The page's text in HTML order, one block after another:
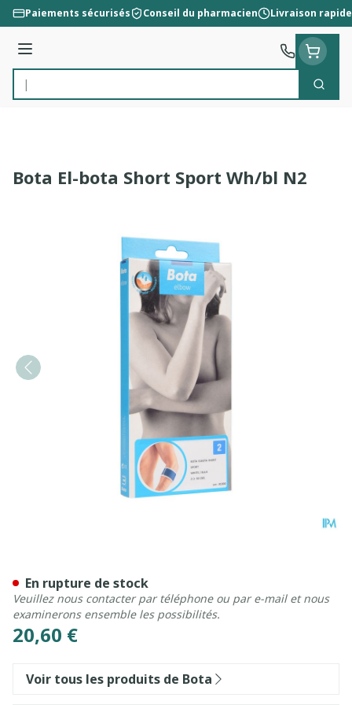
Aller au contenu
Paiements sécurisés Conseil du pharmacien Livraison rapide
Menu
Rechercher
Bota El-bota Short Sport Wh/bl N2
20,60 €
En rupture de stock
Veuillez nous contacter par téléphone ou par e-mail et nous
examinerons ensemble les possibilités.
Voir tous les produits de Bota